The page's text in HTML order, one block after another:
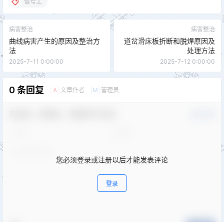
病害整治
曲线病害产生的原因及整治方
法
2025-7-11 0:00:00
病害整治
道岔滑床板折断和脱焊原因及
处理方法
2025-7-12 0:00:00
0 条回复 A 文章作者 M 管理员
您必须登录或注册以后才能发表评论
登录